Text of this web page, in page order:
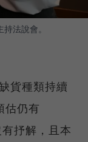
法說會。
貨種類持續
估仍有
抒解，且本